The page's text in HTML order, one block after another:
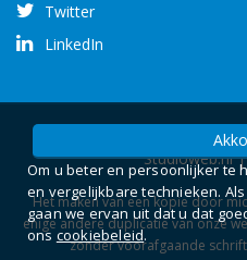
Twitter
LinkedIn
Camelot
Studioweb.nl
Het maken van een kopie door
enige andere duplicatie van onze
zonder voorafgaande
Om u beter en persoonlijker te
en vergelijkbare technieken.
gaan we ervan uit dat u dat
onscookiebeleid.